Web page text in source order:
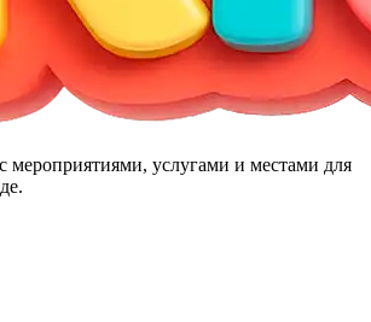
мероприятиями, услугами и местами для